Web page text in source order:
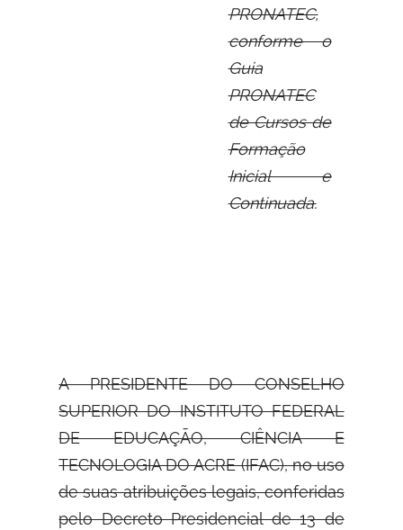
PRONATEC,
conforme o
Guia
PRONATEC
de Cursos de
Formação
Inicial e
Continuada.
A PRESIDENTE DO CONSELHO
SUPERIOR DO INSTITUTO FEDERAL
DEEDUCAÇÃO, CIÊNCIA E
TECNOLOGIA DO ACRE (IFAC), no uso
de suas atribuições legais, conferidas
pelo Decreto Presidencial de 13 de